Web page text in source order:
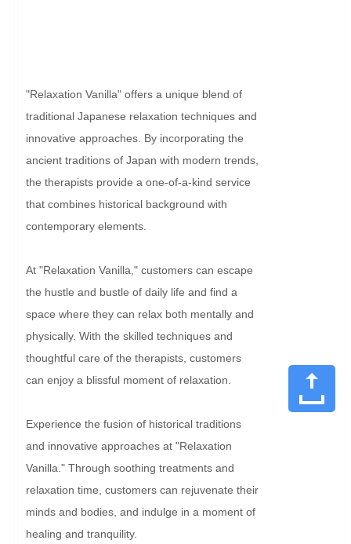
"Relaxation Vanilla" offers a unique blend of
traditional Japanese relaxation techniques and
innovative approaches. By incorporating the
ancient traditions of Japan with modern trends,
the therapists provide a one-of-a-kind service
that combines historical background with
contemporary elements.
At "Relaxation Vanilla," customers can escape
the hustle and bustle of daily life and find a
space where they can relax both mentally and
physically. With the skilled techniques and
thoughtful care of the therapists, customers
can enjoy a blissful moment of relaxation.
Experience the fusion of historical traditions
and innovative approaches at "Relaxation
Vanilla." Through soothing treatments and
relaxation time, customers can rejuvenate their
minds and bodies, and indulge in a moment of
healing and tranquility.